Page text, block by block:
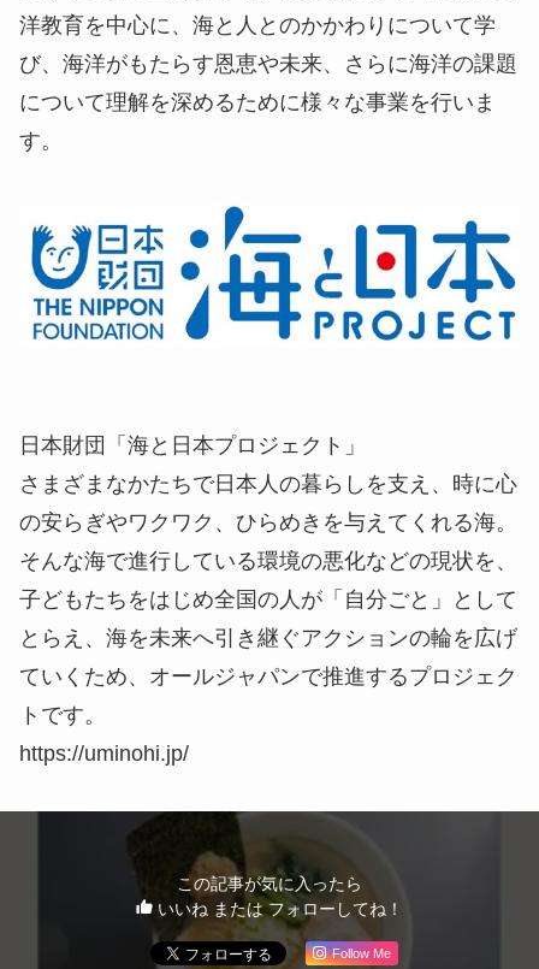
洋教育を中心に、海と人とのかかわりについて学
び、海洋がもたらす恩恵や未来、さらに海洋の課題
について理解を深めるために様々な事業を行いま
す。
日本財団「海と日本プロジェクト」
さまざまなかたちで日本人の暮らしを支え、時に心
の安らぎやワクワク、ひらめきを与えてくれる海。
そんな海で進行している環境の悪化などの現状を、
子どもたちをはじめ全国の人が「自分ごと」として
とらえ、海を未来へ引き継ぐアクションの輪を広げ
ていくため、オールジャパンで推進するプロジェク
トです。
https://uminohi.jp/
この記事が気に入ったら
いいね または フォローしてね！
Follow Me